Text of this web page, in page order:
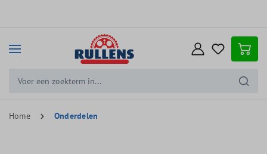
Home Onderdelen